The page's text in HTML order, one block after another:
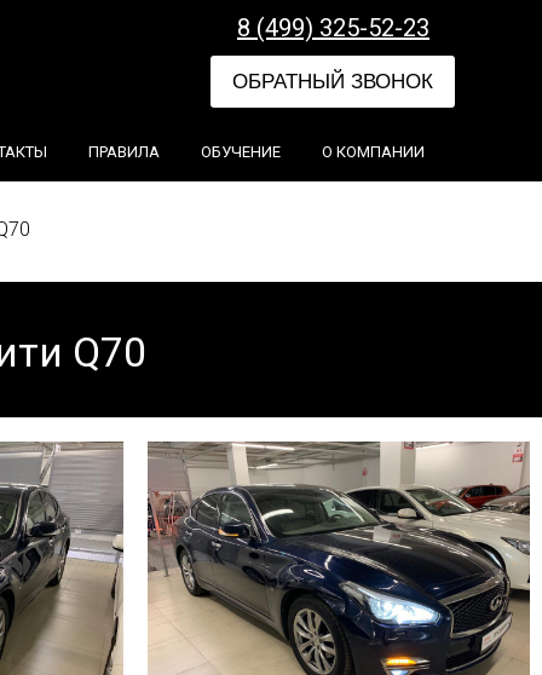
ОБРАТНЫЙ ЗВОНОК
8 (499) 325-52-23
ПРАВИЛА ОБУЧЕНИЕ О КОМПАНИИ
Q70